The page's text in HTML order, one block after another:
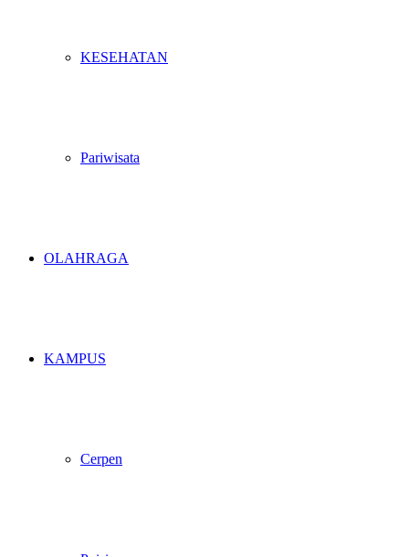
KESEHATAN
Pariwisata
OLAHRAGA
KAMPUS
Cerpen